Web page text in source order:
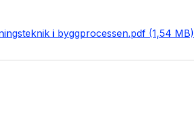
i byggprocessen.pdf (1,54 MB)